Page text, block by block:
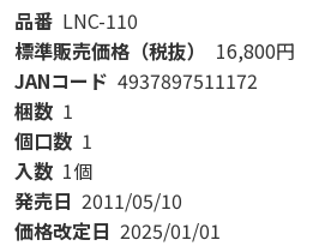
品番 LNC-110
標準販売価格（税抜）
16,800円
JANコード 4937897511172
梱数 1
個口数 1
入数 1個
発売日 2011/05/10
価格改定日 2025/01/01